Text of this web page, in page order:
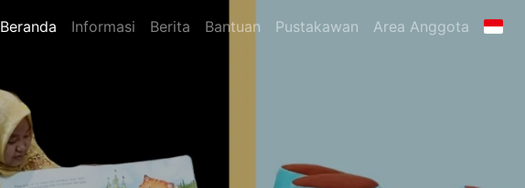
Beranda Informasi Berita Bantuan Pustakawan Area Anggota